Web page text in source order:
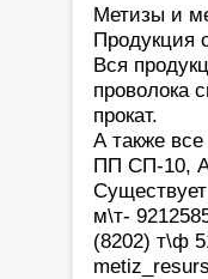
Метизы и
Продукция
Вся
проволока
прокат.
А также
ПП СП-10,
м\т-
(8202) т\ф